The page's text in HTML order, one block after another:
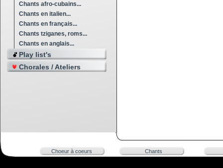
Chants afro-cubains...
Chants en italien...
Chants en français...
Chants tziganes, roms...
Chants en anglais...
Play list's
Chorales / Ateliers
Choeur à coeurs Chants